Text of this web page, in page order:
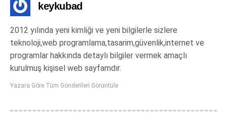
keykubad
2012 yılında yeni kimliği ve yeni bilgilerle sizlere
teknoloji,web programlama,tasarim,güvenlik,internet ve
programlar hakkında detaylı bilgiler vermek amaçlı
kurulmuş kişisel web sayfamdır.
Yazara Göre Tüm Gönderileri Görüntüle